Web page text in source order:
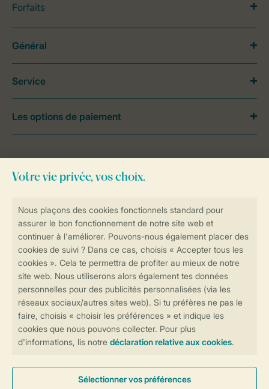
Plus d’infos et préférences
Réservations en ligne rapides et sécurisées
Transmission sécurisée des données
Paiement sécurisé
Forfaits
contactez notreContact Center.
Général
Service
Les options de paiement